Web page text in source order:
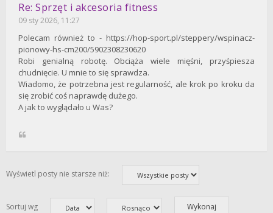
Re: Sprzęt i akcesoria fitness
09 sty 2026, 11:27
Polecam również to - https://hop-sport.pl/steppery/wspinacz-
pionowy-hs-cm200/5902308230620
Robi genialną robotę. Obciąża wiele mięśni, przyśpiesza
chudnięcie. U mnie to się sprawdza.
Wiadomo, że potrzebna jest regularność, ale krok po kroku da
się zrobić coś naprawdę dużego.
A jak to wyglądało u Was?
Wyświetl posty nie starsze niż:
Sortuj wg